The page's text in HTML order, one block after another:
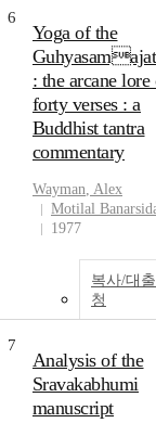
6
Yoga of the
: the arcane lore
forty verses : a
Buddhist tantra
commentary
Wayman, Alex
Motilal
1977
복사/대
청
7
Analysis of the
Sravakabhumi
manuscript